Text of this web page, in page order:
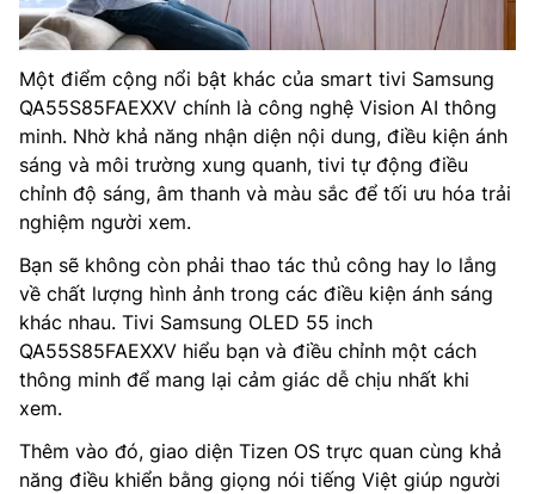
Một điểm cộng nổi bật khác của smart tivi Samsung
QA55S85FAEXXV chính là công nghệ Vision AI thông
minh. Nhờ khả năng nhận diện nội dung, điều kiện ánh
sáng và môi trường xung quanh, tivi tự động điều
chỉnh độ sáng, âm thanh và màu sắc để tối ưu hóa trải
nghiệm người xem.
Bạn sẽ không còn phải thao tác thủ công hay lo lắng
về chất lượng hình ảnh trong các điều kiện ánh sáng
khác nhau. Tivi Samsung OLED 55 inch
QA55S85FAEXXV hiểu bạn và điều chỉnh một cách
thông minh để mang lại cảm giác dễ chịu nhất khi
xem.
Thêm vào đó, giao diện Tizen OS trực quan cùng khả
năng điều khiển bằng giọng nói tiếng Việt giúp người